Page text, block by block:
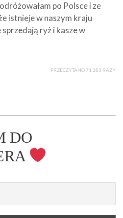
po Polsce i ze
istnieje w naszym kraju
ryż i kasze w
PRZECZYTANO 71 283 RAZY
DO